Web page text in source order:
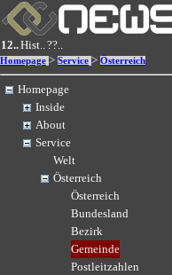
12..Hist..??..
Homepage > Service > Österreich
Homepage
Inside
About
Service
Welt
Österreich
Österreich
Bundesland
Bezirk
Gemeinde
Postleitzahlen